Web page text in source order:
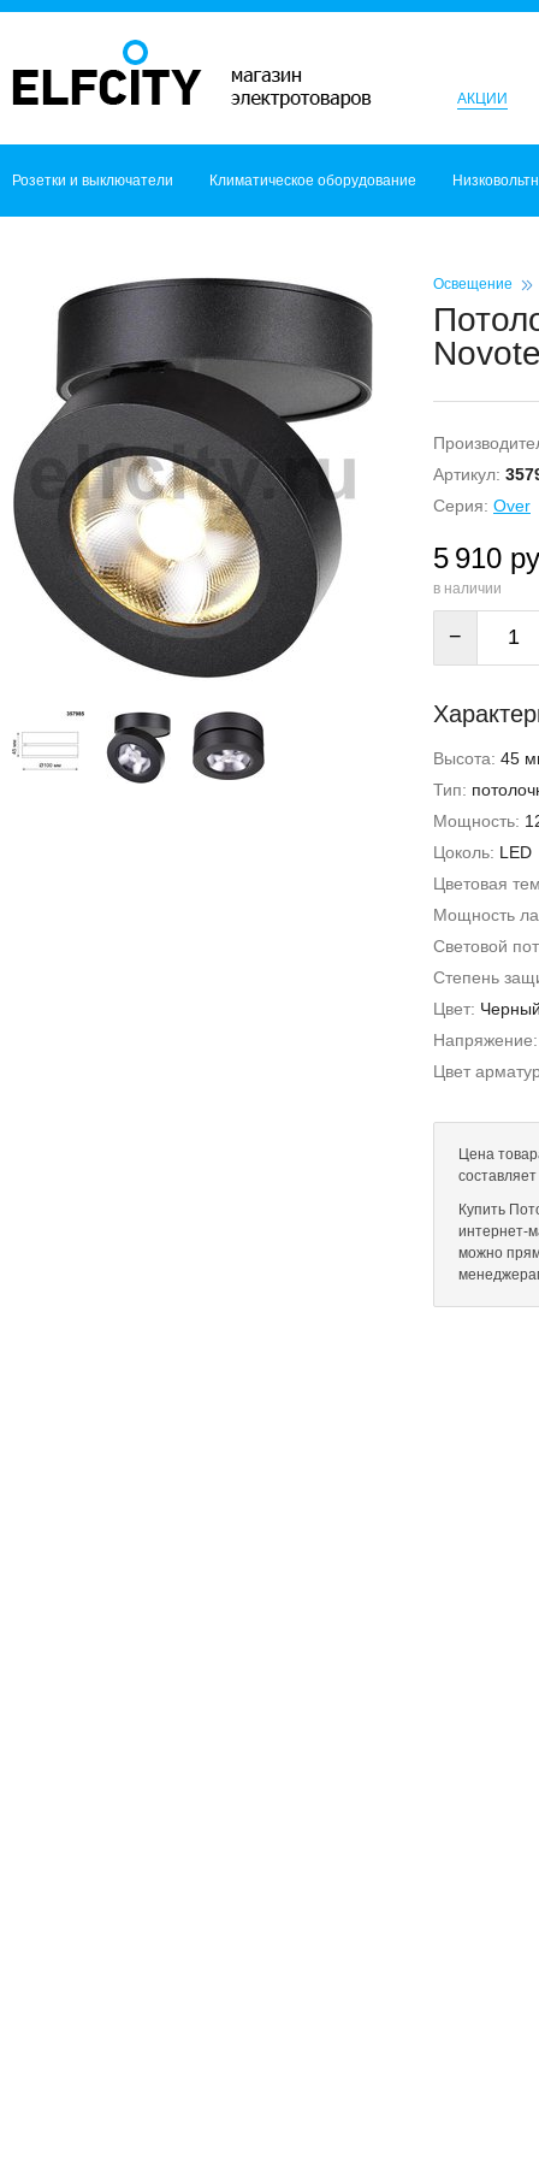
АКЦИИ
Розетки и выключатели Климатическое оборудование
Освещение
Артикул:
Серия: Over
5 910
в наличии
−
Высота: 45
Тип:
Мощность:
Цоколь: LED
Цветовая
Мощность
Световой
Степень
Цвет:
Цвет
Цена
Купить
интернет-
можно